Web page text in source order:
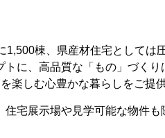
棟、県産材住宅としては
に、高品質な「もの」づく
楽しむ心豊かな暮らしをご提供
宅展示場や見学可能な物件